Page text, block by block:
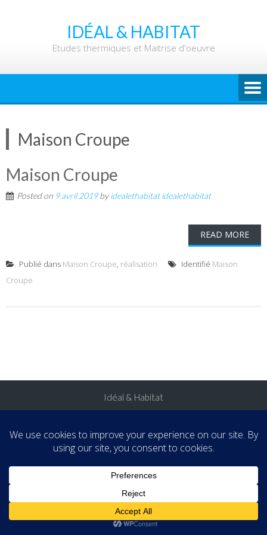
IDÉAL & HABITAT
Etudes thermiques et Maitrise d'oeuvre
Maison Croupe
Maison Croupe
Posted on 9 avril 2019byidealethabitat idealethabitat
READ MORE
Publié dans Maison Croupe, réalisation Identifié Maison
Croupe
Idéal & Habitat
:AccessPress Lite